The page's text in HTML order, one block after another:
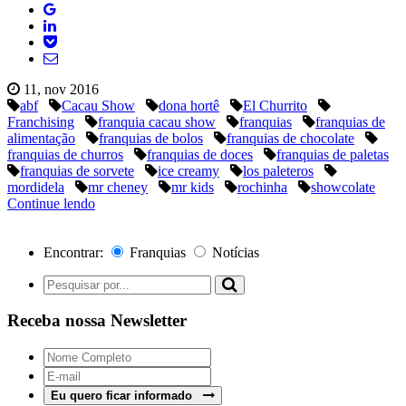
11, nov 2016
abf
Cacau Show dona hortê
El Churrito
Franchising
franquia cacau show franquias
franquias de
alimentação
franquias de bolos
franquias de chocolate
franquias de churros
franquias de doces
franquias de paletas
franquias de sorvete
ice creamy
los paleteros
mordidela
mr cheney mr kids rochinha
showcolate
Continue lendo
Encontrar: Franquias Notícias
Receba nossa Newsletter
Eu quero ficar informado